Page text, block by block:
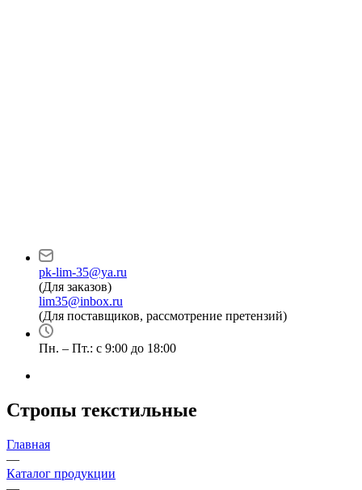
pk-lim-35@ya.ru
(Для заказов)
lim35@inbox.ru
(Для поставщиков, рассмотрение претензий)
Пн. – Пт.: с 9:00 до 18:00
Стропы текстильные
Главная
—
Каталог продукции